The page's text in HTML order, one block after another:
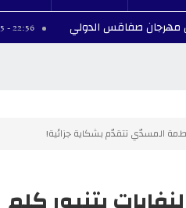
الدولي 22:56 - 2026/08/05